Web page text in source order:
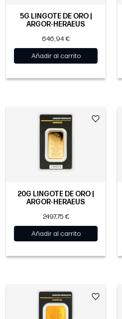
5G LINGOTE DE ORO |
ARGOR-HERAEUS
646,94 €
Añadir al carrito
20G LINGOTE DE ORO |
ARGOR-HERAEUS
2497,75 €
Añadir al carrito